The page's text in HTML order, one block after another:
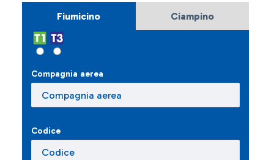
Fiumicino Ciampino
Compagnia aerea
Codice